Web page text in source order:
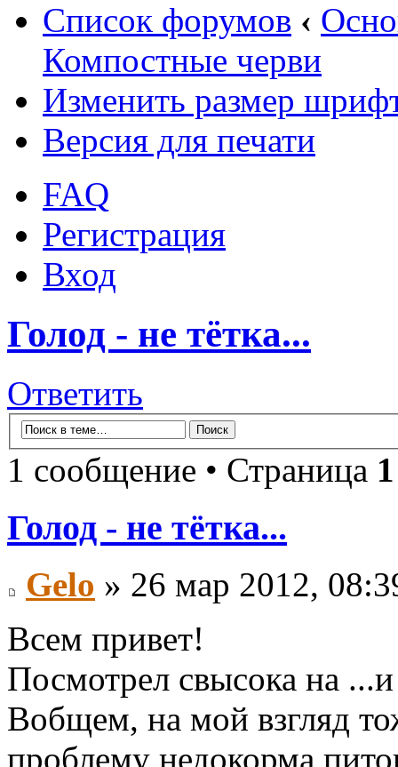
Список форумов ‹
Компостные черви
Изменить размер
Версия для печати
FAQ
Регистрация
Вход
Голод - не тётка...
Ответить
1 сообщение • Страница 1
Голод - не тётка...
Gelo » 26 мар 2012,
Всем привет!
Посмотрел свысока на ...и
Вобщем, на мой взгляд
проблему недокорма